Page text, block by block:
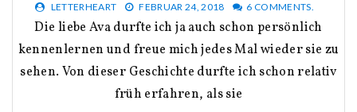
LETTERHEART FEBRUAR 24, 2018 6 COMMENTS.
Die liebe Ava durfte ich ja auch schon persönlich
kennenlernen und freue mich jedes Mal wieder sie zu
sehen. Von dieser Geschichte durfte ich schon relativ
früh erfahren, als sie